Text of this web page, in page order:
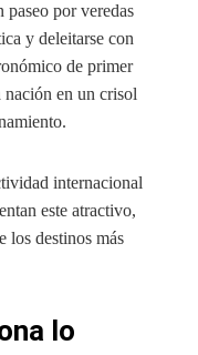
paseo por veredas
y deleitarse con
de primer
en un crisol
internacional
este atractivo,
los destinos más
lo